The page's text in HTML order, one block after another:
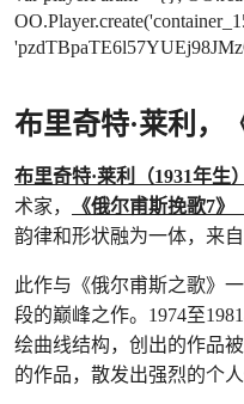
布里奇特·莱利，
布里奇特·莱利（1931年生）
术家，
《俄尔甫斯挽歌7》
韵律和形状融为一体，来
此作与《俄尔甫斯之歌》
段的巅峰之作。1974至
绘曲线结构，创出的作品
的作品，散发出强烈的个